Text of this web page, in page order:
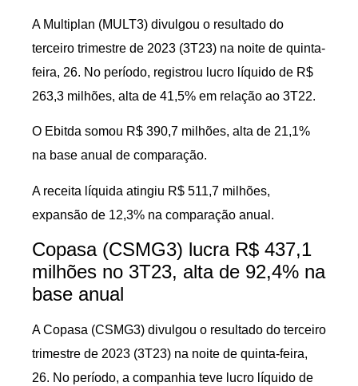
A Multiplan (MULT3) divulgou o resultado do
terceiro trimestre de 2023 (3T23) na noite de quinta-
feira, 26. No período, registrou lucro líquido de R$
263,3 milhões, alta de 41,5% em relação ao 3T22.
O Ebitda somou R$ 390,7 milhões, alta de 21,1%
na base anual de comparação.
A receita líquida atingiu R$ 511,7 milhões,
expansão de 12,3% na comparação anual.
Copasa (CSMG3) lucra R$ 437,1
milhões no 3T23, alta de 92,4% na
base anual
A Copasa (CSMG3) divulgou o resultado do terceiro
trimestre de 2023 (3T23) na noite de quinta-feira,
26. No período, a companhia teve lucro líquido de